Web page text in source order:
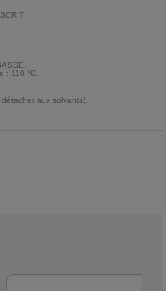
: 110 °C.
aux solvants).